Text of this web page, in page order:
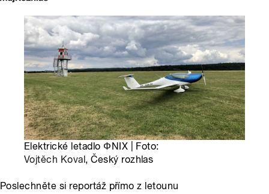
Elektrické letadlo ΦNIX | Foto:
Vojtěch Koval, Český rozhlas
Poslechněte si reportáž přímo z letounu